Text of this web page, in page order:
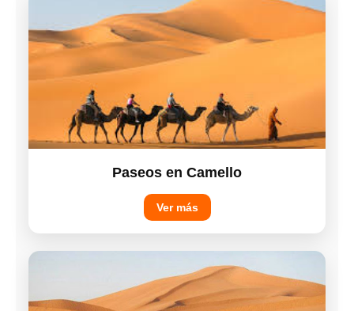
Paseos en Camello
Ver más